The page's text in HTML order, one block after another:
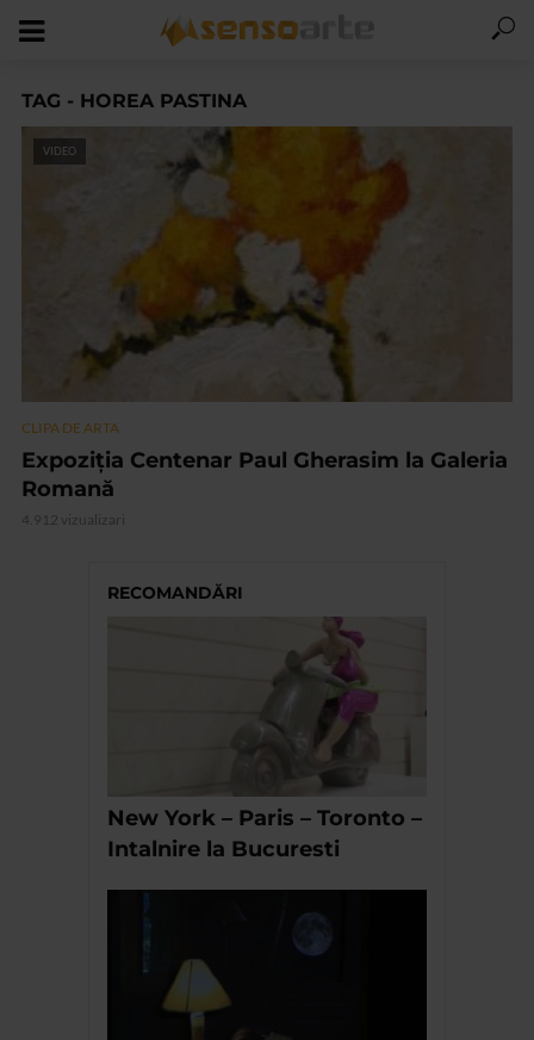
TAG - HOREA PASTINA
VIDEO
CLIPA DE ARTA
Expoziția Centenar Paul Gherasim la Galeria
Romană
4.912 vizualizari
RECOMANDĂRI
New York – Paris – Toronto –
Intalnire la Bucuresti